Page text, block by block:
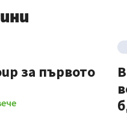
за първото